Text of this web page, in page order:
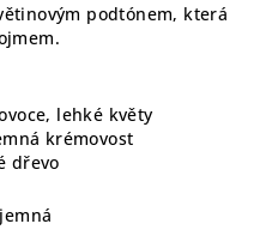
podtónem, která
lehké květy
krémovost
dřevo